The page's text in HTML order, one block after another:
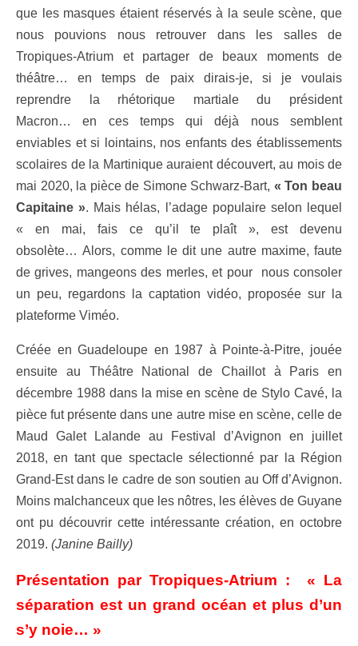
que les masques étaient réservés à la seule scène, que
nous pouvions nous retrouver dans les salles de
Tropiques-Atrium et partager de beaux moments de
théâtre… en temps de paix dirais-je, si je voulais
reprendre la rhétorique martiale du président
Macron… en ces temps qui déjà nous semblent
enviables et si lointains, nos enfants des établissements
scolaires de la Martinique auraient découvert, au mois de
mai 2020, la pièce de Simone Schwarz-Bart, « Ton beau
Capitaine ». Mais hélas, l’adage populaire selon lequel
« en mai, fais ce qu’il te plaît », est devenu
obsolète… Alors, comme le dit une autre maxime, faute
de grives, mangeons des merles, et pour nous consoler
un peu, regardons la captation vidéo, proposée sur la
plateforme Viméo.
Créée en Guadeloupe en 1987 à Pointe-à-Pitre, jouée
ensuite au Théâtre National de Chaillot à Paris en
décembre 1988 dans la mise en scène de Stylo Cavé, la
pièce fut présente dans une autre mise en scène, celle de
Maud Galet Lalande au Festival d’Avignon en juillet
2018, en tant que spectacle sélectionné par la Région
Grand-Est dans le cadre de son soutien au Off d’Avignon.
Moins malchanceux que les nôtres, les élèves de Guyane
ont pu découvrir cette intéressante création, en octobre
2019. (Janine Bailly)
Présentation par Tropiques-Atrium :
« La
séparation est un grand océan et plus d’un
s’y noie… »